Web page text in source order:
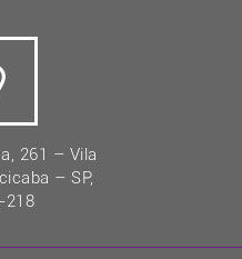
261 – Vila
– SP,
218